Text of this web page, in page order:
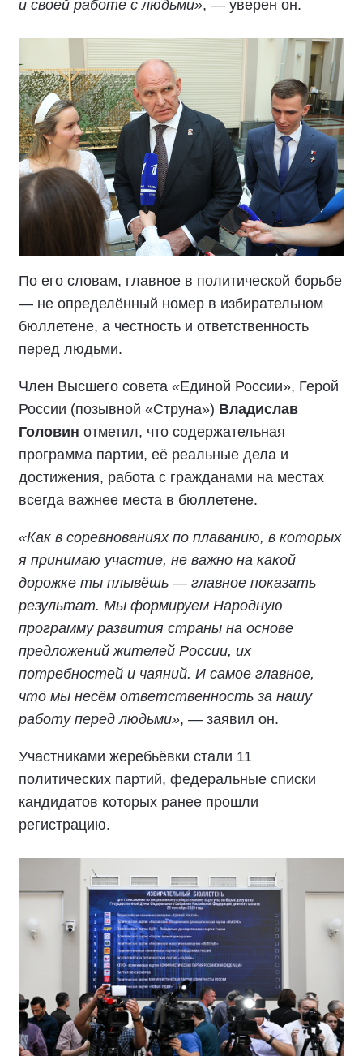
и своей работе с людьми», — уверен он.
По его словам, главное в политической борьбе
— не определённый номер в избирательном
бюллетене, а честность и ответственность
перед людьми.
Член Высшего совета «Единой России», Герой
России (позывной «Струна») Владислав
Головин отметил, что содержательная
программа партии, её реальные дела и
достижения, работа с гражданами на местах
всегда важнее места в бюллетене.
«Как в соревнованиях по плаванию, в которых
я принимаю участие, не важно на какой
дорожке ты плывёшь — главное показать
результат. Мы формируем Народную
программу развития страны на основе
предложений жителей России, их
потребностей и чаяний. И самое главное,
что мы несём ответственность за нашу
работу перед людьми», — заявил он.
Участниками жеребьёвки стали 11
политических партий, федеральные списки
кандидатов которых ранее прошли
регистрацию.